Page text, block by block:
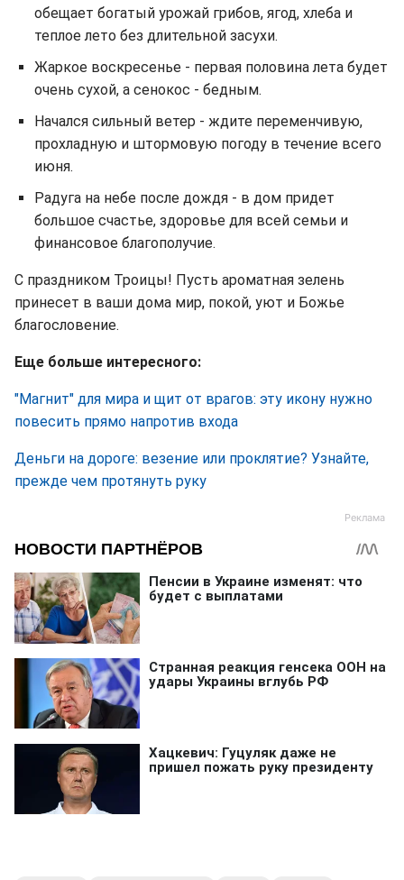
обещает богатый урожай грибов, ягод, хлеба и
теплое лето без длительной засухи.
Жаркое воскресенье - первая половина лета будет
очень сухой, а сенокос - бедным.
Начался сильный ветер - ждите переменчивую,
прохладную и штормовую погоду в течение всего
июня.
Радуга на небе после дождя - в дом придет
большое счастье, здоровье для всей семьи и
финансовое благополучие.
С праздником Троицы! Пусть ароматная зелень
принесет в ваши дома мир, покой, уют и Божье
благословение.
Еще больше интересного:
"Магнит" для мира и щит от врагов: эту икону нужно
повесить прямо напротив входа
Деньги на дороге: везение или проклятие? Узнайте,
прежде чем протянуть руку